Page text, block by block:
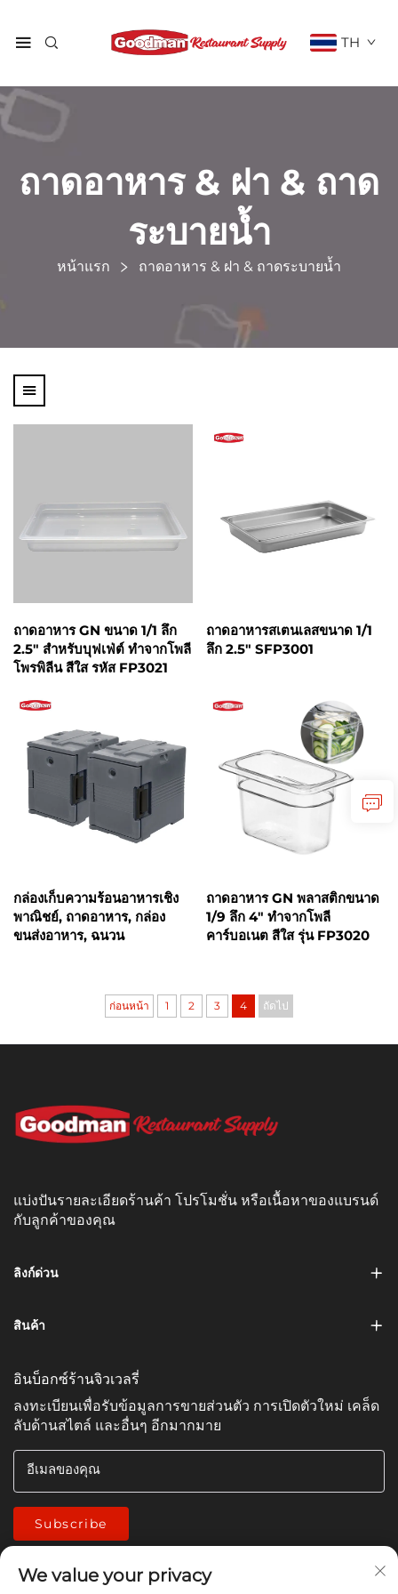
TH
ถาดอาหาร & ฝา & ถาด
ระบายน้ำ
หน้าแรก ถาดอาหาร & ฝา & ถาดระบายน้ำ
ถาดอาหาร GN ขนาด 1/1 ลึก
2.5" สำหรับบุฟเฟ่ต์ ทำจากโพลี
โพรพิลีน สีใส รหัส FP3021
ถาดอาหารสเตนเลสขนาด 1/1
ลึก 2.5" SFP3001
กล่องเก็บความร้อนอาหารเชิง
พาณิชย์, ถาดอาหาร, กล่อง
ขนส่งอาหาร, ฉนวน
ถาดอาหาร GN พลาสติกขนาด
1/9 ลึก 4" ทำจากโพลี
คาร์บอเนต สีใส รุ่น FP3020
ก่อนหน้า 1 2 3 4 ถัดไป
แบ่งปันรายละเอียดร้านค้า โปรโมชั่น หรือเนื้อหาของแบรนด์
กับลูกค้าของคุณ
ลิงก์ด่วน
สินค้า
อินบ็อกซ์ร้านจิวเวลรี่
ลงทะเบียนเพื่อรับข้อมูลการขายส่วนตัว การเปิดตัวใหม่ เคล็ด
ลับด้านสไตล์ และอื่นๆ อีกมากมาย
อีเมลของคุณ
Subscribe
We value your privacy